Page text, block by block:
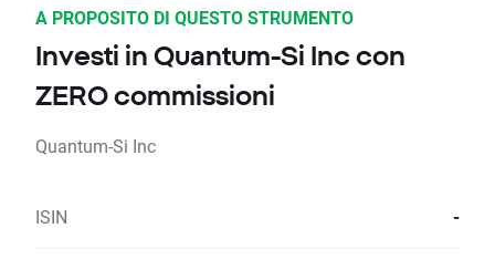
A PROPOSITO DI QUESTO STRUMENTO
Investi in Quantum-Si Inc con
ZERO commissioni
Quantum-Si Inc
ISIN -